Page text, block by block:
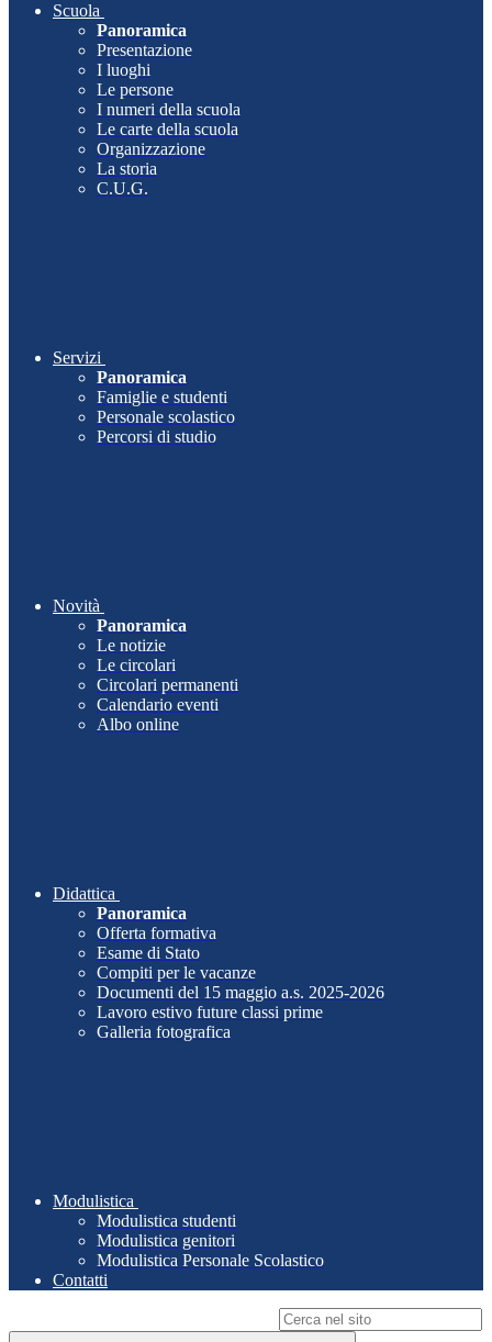
Scuola
Panoramica
Presentazione
I luoghi
Le persone
I numeri della scuola
Le carte della scuola
Organizzazione
La storia
C.U.G.
Servizi
Panoramica
Famiglie e studenti
Personale scolastico
Percorsi di studio
Novità
Panoramica
Le notizie
Le circolari
Circolari permanenti
Calendario eventi
Albo online
Didattica
Panoramica
Offerta formativa
Esame di Stato
Compiti per le vacanze
Documenti del 15 maggio a.s. 2025-2026
Lavoro estivo future classi prime
Galleria fotografica
Modulistica
Modulistica studenti
Modulistica genitori
Modulistica Personale Scolastico
Contatti